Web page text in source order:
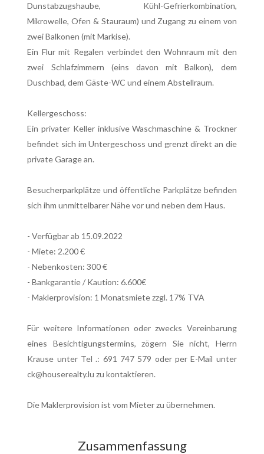
Dunstabzugshaube, Kühl-Gefrierkombination,
Mikrowelle, Ofen & Stauraum) und Zugang zu einem von
zwei Balkonen (mit Markise).
Ein Flur mit Regalen verbindet den Wohnraum mit den
zwei Schlafzimmern (eins davon mit Balkon), dem
Duschbad, dem Gäste-WC und einem Abstellraum.
Kellergeschoss:
Ein privater Keller inklusive Waschmaschine & Trockner
befindet sich im Untergeschoss und grenzt direkt an die
private Garage an.
Besucherparkplätze und öffentliche Parkplätze befinden
sich ihm unmittelbarer Nähe vor und neben dem Haus.
- Verfügbar ab 15.09.2022
- Miete: 2.200 €
- Nebenkosten: 300 €
- Bankgarantie / Kaution: 6.600€
- Maklerprovision: 1 Monatsmiete zzgl. 17% TVA
Für weitere Informationen oder zwecks Vereinbarung
eines Besichtigungstermins, zögern Sie nicht, Herrn
Krause unter Tel .: 691 747 579 oder per E-Mail unter
ck@houserealty.lu zu kontaktieren.
Die Maklerprovision ist vom Mieter zu übernehmen.
Zusammenfassung